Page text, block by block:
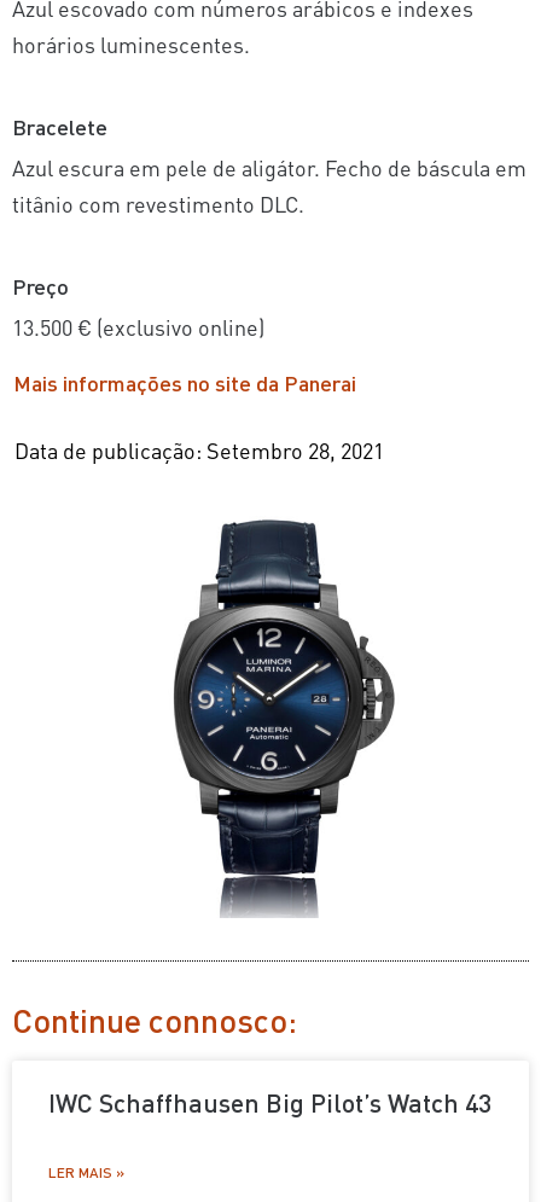
Azul escovado com números arábicos e indexes
horários luminescentes.
Bracelete
Azul escura em pele de aligátor. Fecho de báscula em
titânio com revestimento DLC.
Preço
13.500 € (exclusivo online)
Mais informações no site da Panerai
Data de publicação: Setembro 28, 2021
Continue connosco:
IWC Schaffhausen Big Pilot’s Watch 43
LER MAIS »